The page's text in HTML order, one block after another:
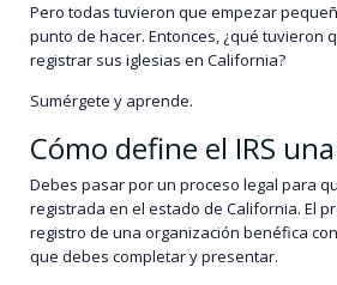
Pero todas tuvieron que empezar
punto de hacer. Entonces, ¿qué tuvieron
registrar sus iglesias en California?
Sumérgete y aprende.
Cómo define el IRS
Debes pasar por un proceso legal para
registrada en el estado de California. El
registro de una organización benéfica
que debes completar y presentar.